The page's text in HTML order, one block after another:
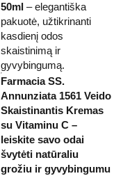
50ml – elegantiška
pakuotė, užtikrinanti
kasdienį odos
skaistinimą ir
gyvybingumą.
Farmacia SS.
Annunziata 1561 Veido
Skaistinantis Kremas
su Vitaminu C –
leiskite savo odai
švytėti natūraliu
grožiu ir gyvybingumu